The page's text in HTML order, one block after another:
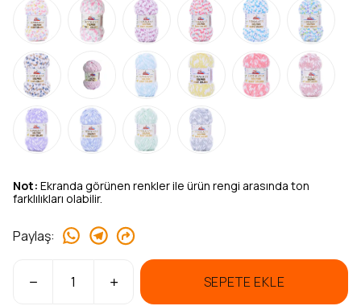
Not: Ekranda görünen renkler ile ürün rengi arasında ton
farklılıkları olabilir.
Paylaş:
SEPETE EKLE